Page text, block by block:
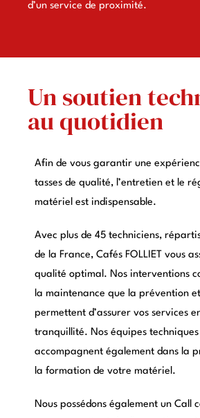
d’un service de proximité.
Un soutien
au quotidien
Afin de vous garantir une
tasses de qualité, l’entretien et le
matériel est indispensable.
Avec plus de 45 techniciens, répartis
de la France, Cafés FOLLIET vous
qualité optimal. Nos interventions
la maintenance que la prévention
permettent d’assurer vos services
tranquillité. Nos équipes techniques
accompagnent également dans la
la formation de votre matériel.
Nous possédons également un Call